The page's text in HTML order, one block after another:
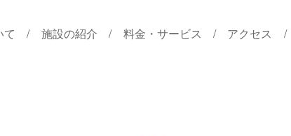
て 施設の紹介 料金・サービス アクセス